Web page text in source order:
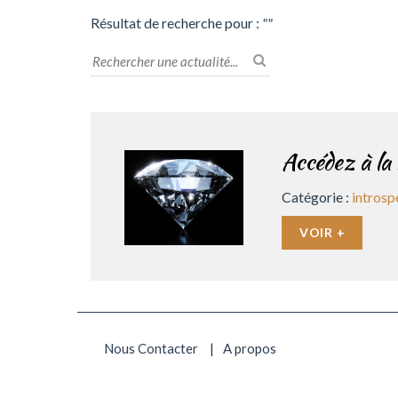
Résultat de recherche pour : ""
Accédez à
Catégorie :
VOIR +
Nous Contacter A propos